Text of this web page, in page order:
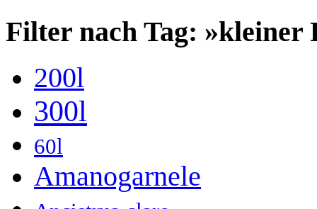
Filter nach Tag: »kleiner
200l
300l
60l
Amanogarnele